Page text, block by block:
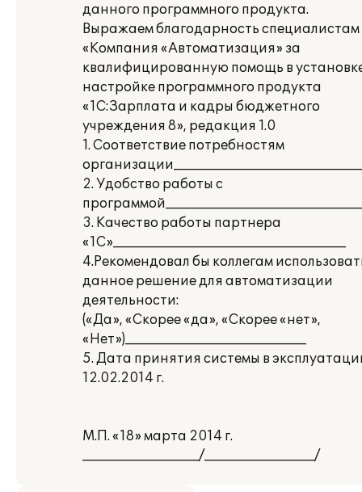
данного программного продукта.
Выражаем благодарность
«Компания «Автоматизация» за
квалифицированную помощь в
настройке программного продукта
«1С:Зарплата и кадры бюджетного
учреждения 8», редакция 1.0
1. Соответствие потребностям
2. Удобство работы с
3. Качество работы партнера
«1С»____________________________________
4.Рекомендовал бы коллегам
данное решение для автоматизации
деятельности:
(«Да», «Скорее «да», «Скорее «нет»,
«Нет»)____________________________
5. Дата принятия системы в
12.02.2014 г.
М.П. «18» марта 2014 г.
__________________/_________________/